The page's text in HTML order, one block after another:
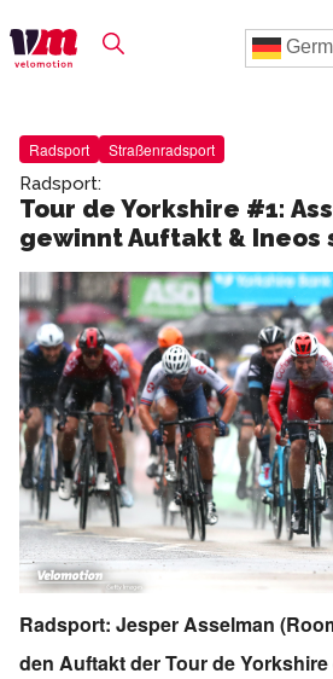
Radsport Straßenradsport
Radsport:
Tour de Yorkshire #1:
gewinnt Auftakt & Ineos
Radsport: Jesper Asselman
den Auftakt der Tour de